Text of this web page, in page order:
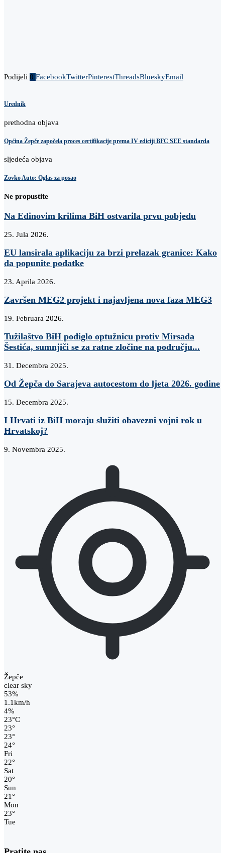
Podijeli 0 FacebookTwitterPinterestThreadsBlueskyEmail
Urednik
prethodna objava
Općina Žepče započela proces certifikacije prema IV ediciji BFC SEE standarda
sljedeća objava
Zovko Auto: Oglas za posao
Ne propustite
Na Edinovim krilima BiH ostvarila prvu pobjedu
25. Jula 2026.
EU lansirala aplikaciju za brzi prelazak granice: Kako
da popunite podatke
23. Aprila 2026.
Završen MEG2 projekt i najavljena nova faza MEG3
19. Februara 2026.
Tužilaštvo BiH podiglo optužnicu protiv Mirsada
Šestića, sumnjiči se za ratne zločine na području...
31. Decembra 2025.
Od Žepča do Sarajeva autocestom do ljeta 2026. godine
15. Decembra 2025.
I Hrvati iz BiH moraju služiti obavezni vojni rok u
Hrvatskoj?
9. Novembra 2025.
Žepče
clear sky
53%
1.1km/h
4%
23°C
23°
23°
24°
Fri
22°
Sat
20°
Sun
21°
Mon
23°
Tue